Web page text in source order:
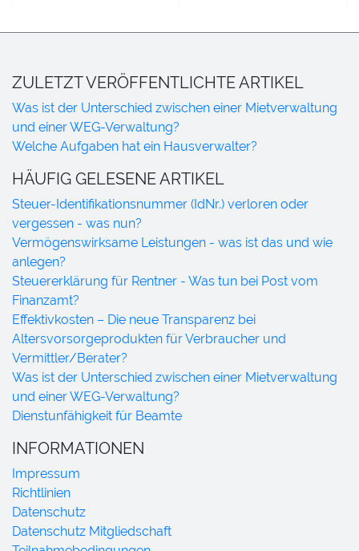
ZULETZT VERÖFFENTLICHTE ARTIKEL
Was ist der Unterschied zwischen einer Mietverwaltung
und einer WEG-Verwaltung?
Welche Aufgaben hat ein Hausverwalter?
HÄUFIG GELESENE ARTIKEL
Steuer-Identifikationsnummer (IdNr.) verloren oder
vergessen - was nun?
Vermögenswirksame Leistungen - was ist das und wie
anlegen?
Steuererklärung für Rentner - Was tun bei Post vom
Finanzamt?
Effektivkosten – Die neue Transparenz bei
Altersvorsorgeprodukten für Verbraucher und
Vermittler/Berater?
Was ist der Unterschied zwischen einer Mietverwaltung
und einer WEG-Verwaltung?
Dienstunfähigkeit für Beamte
INFORMATIONEN
Impressum
Richtlinien
Datenschutz
Datenschutz Mitgliedschaft